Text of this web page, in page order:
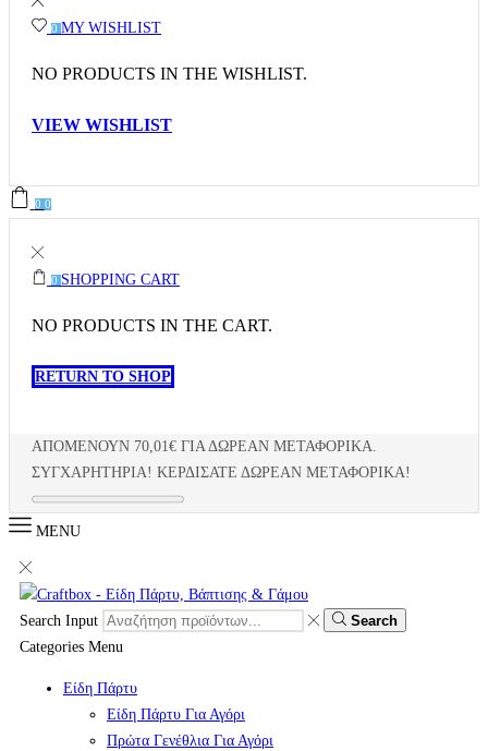
0 MY WISHLIST
NO PRODUCTS IN THE WISHLIST.
VIEW WISHLIST
0 0
0 SHOPPING CART
NO PRODUCTS IN THE CART.
RETURN TO SHOP
ΑΠΟΜΈΝΟΥΝ 70,01 € ΓΙΑ ΔΩΡΕΑΝ ΜΕΤΑΦΟΡΙΚΆ.
ΣΥΓΧΑΡΗΤΉΡΙΑ! ΚΕΡΔΊΣΑΤΕ ΔΩΡΕΑΝ ΜΕΤΑΦΟΡΙΚΆ!
MENU
Search Input
Search
Categories Menu
Είδη Πάρτυ
Είδη Πάρτυ Για Αγόρι
Πρώτα Γενέθλια Για Αγόρι